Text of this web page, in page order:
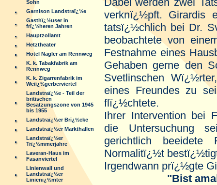
Sohn
Garnison Landstraï¿½e
Gasthï¿½user in
frï¿½heren Jahren
Hauptzollamt
Hetztheater
Hotel Nagler am Rennweg
K. k. Tabakfabrik am
Rennweg
K. k. Zigarrenfabrik im
Weiï¿½gerberviertel
Landstraï¿½e - Teil der
britischen
Besatzungszone von 1945
bis 1955
Landstraï¿½er Brï¿½cke
Landstraï¿½er Markthallen
Landstraï¿½er
Trï¿½mmerjahre
Laveran-Haus im
Fasanviertel
Linienwall und
Landstraï¿½er
Linienï¿½mter
verknï¿½pft. Girardis
tatsï¿½chlich bei Dr.
beobachtete von
Festnahme eines
Gehaben gerne den
Svetlinschen
eines Freundes zu
flï¿½chtete.
Ihrer Intervention bei
die Untersuchung
gerichtlich
Normalitï¿½t
Irgendwann prï¿½gte
"Bist amal